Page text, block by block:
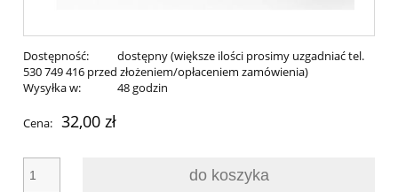
Dostępność:
dostępny (większe ilości prosimy uzgadniać tel.
530 749 416 przed złożeniem/opłaceniem zamówienia)
Wysyłka w:
48 godzin
Cena: 32,00 zł
do koszyka